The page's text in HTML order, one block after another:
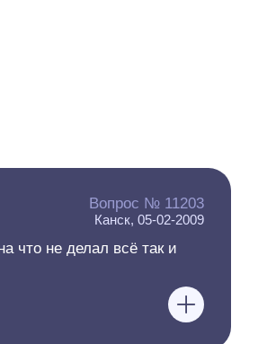
Вопрос № 11203
Канск, 05-02-2009
что не делал всё так и